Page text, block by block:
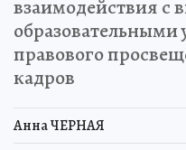
взаимодействия
правового
кадров
Анна ЧЕРНАЯ